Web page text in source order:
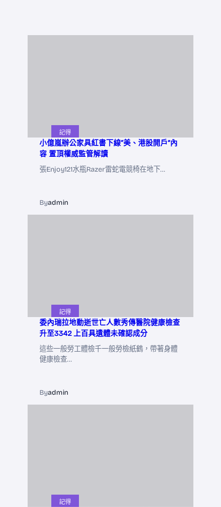
記得
小億嵐辦公家具紅書下線“美、港股開戶”內
容 置頂權威監管解讀
張Enjoy121水瓶Razer雷蛇電競椅在地下…
Byadmin
記得
委內瑞拉地動逝世亡人數秀傳醫院健康檢查
升至3342 上百具遺體未確認成分
這些一般勞工體檢千一般勞檢紙鶴，帶著身體
健康檢查…
Byadmin
記得